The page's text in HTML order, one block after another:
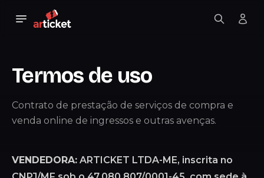
Termos de uso
Contrato de prestação de serviços de compra e
venda online de ingressos e outras avenças.
VENDEDORA: ARTICKET LTDA-ME, inscrita no